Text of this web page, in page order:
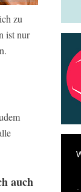
zu
ist nur
auch